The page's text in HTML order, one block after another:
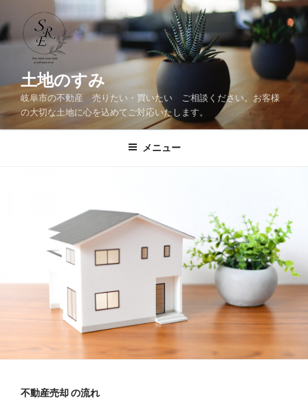
ン
テ
へ
土地のすみ
岐阜市の不動産 売りたい・買いたい ご相談ください。お客様
の大切な土地に心を込めてご対応いたします。
メニュー
不動産売却 の流れ